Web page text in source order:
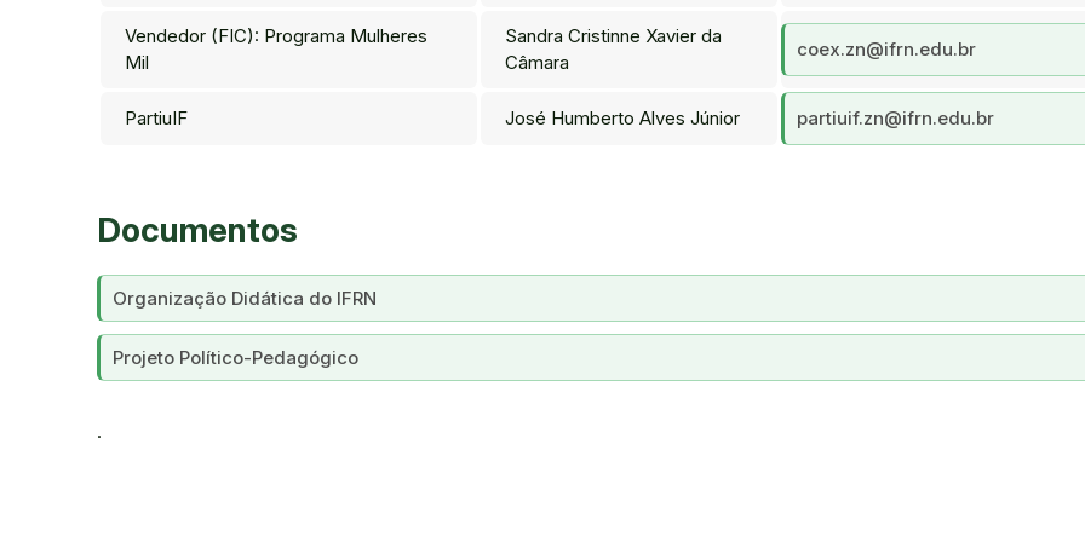
Vendedor (FIC): Programa Mulheres
Mil
Sandra Cristinne Xavier da
Câmara
coex.zn@ifrn.edu.br
PartiuIF José Humberto Alves Júnior partiuif.zn@ifrn.edu.br
Documentos
Organização Didática do IFRN
Projeto Político-Pedagógico
.